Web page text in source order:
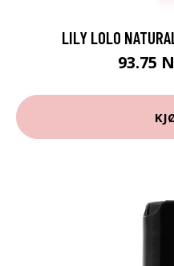
LILY LOLO
93.75